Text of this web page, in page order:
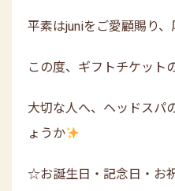
平素はjuniをご愛顧賜り、
この度、ギフトチケット
大切な人へ、ヘッドスパ
ょうか
☆お誕生日・記念日・お